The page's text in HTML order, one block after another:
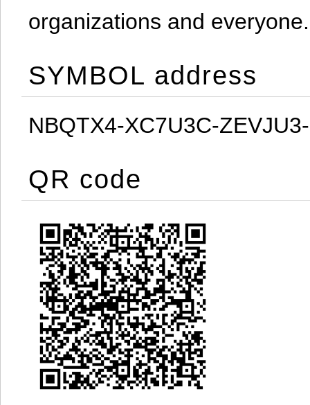
organizations and everyone.
SYMBOL address
NBQTX4-XC7U3C-
QR code